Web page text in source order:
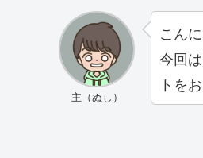
主（ぬし）
こん
今回
トを